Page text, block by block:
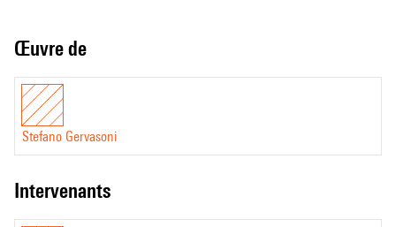
Œuvre de
Stefano Gervasoni
intervenants